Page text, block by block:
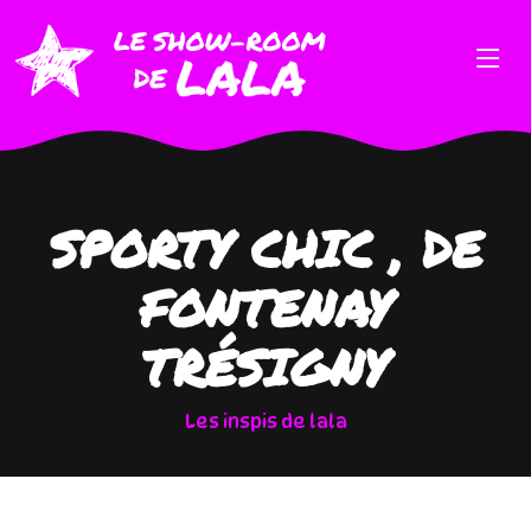
SPORTY CHIC , DE
FONTENAY
TRÉSIGNY
Les inspis de lala